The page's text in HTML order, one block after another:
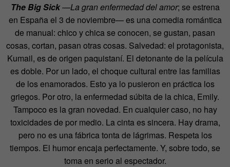
The Big Sick—La gran enfermedad del amor; se estrena
en España el 3 de noviembre— es una comedia romántica
de manual: chico y chica se conocen, se gustan, pasan
cosas, cortan, pasan otras cosas. Salvedad: el protagonista,
Kumail, es de origen paquistaní. El detonante de la película
es doble. Por un lado, el choque cultural entre las familias
de los enamorados. Esto ya lo pusieron en práctica los
griegos. Por otro, la enfermedad súbita de la chica, Emily.
Tampoco es la gran novedad. En cualquier caso, no hay
toxicidades de por medio. La cinta es sincera. Hay drama,
pero no es una fábrica tonta de lágrimas. Respeta los
tiempos. El humor encaja perfectamente. Y, sobre todo, se
toma en serio al espectador.